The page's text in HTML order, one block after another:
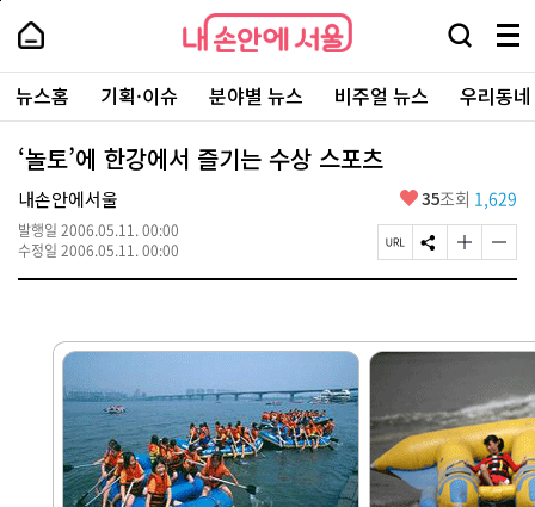
본
로
가
내
손
안
에
서
울
-
서
울
시
대
표
소
내
손
에
울
검
창
열
기
메
뉴
전
체
보
주
요
서
뉴스홈 기획·이슈 분야별 뉴스 비주얼 뉴스 우리동
‘놀토’에 한강에서 즐기는 수상 스포츠
내손안에서울
발행일 2006.05.11. 00:00
수정일 2006.05.11. 00:00
좋
요
35조회 1,629
페
이
L
S
N
하
글
자
게
하
기
글
자
게
변
경
하
기
페
상
단
로